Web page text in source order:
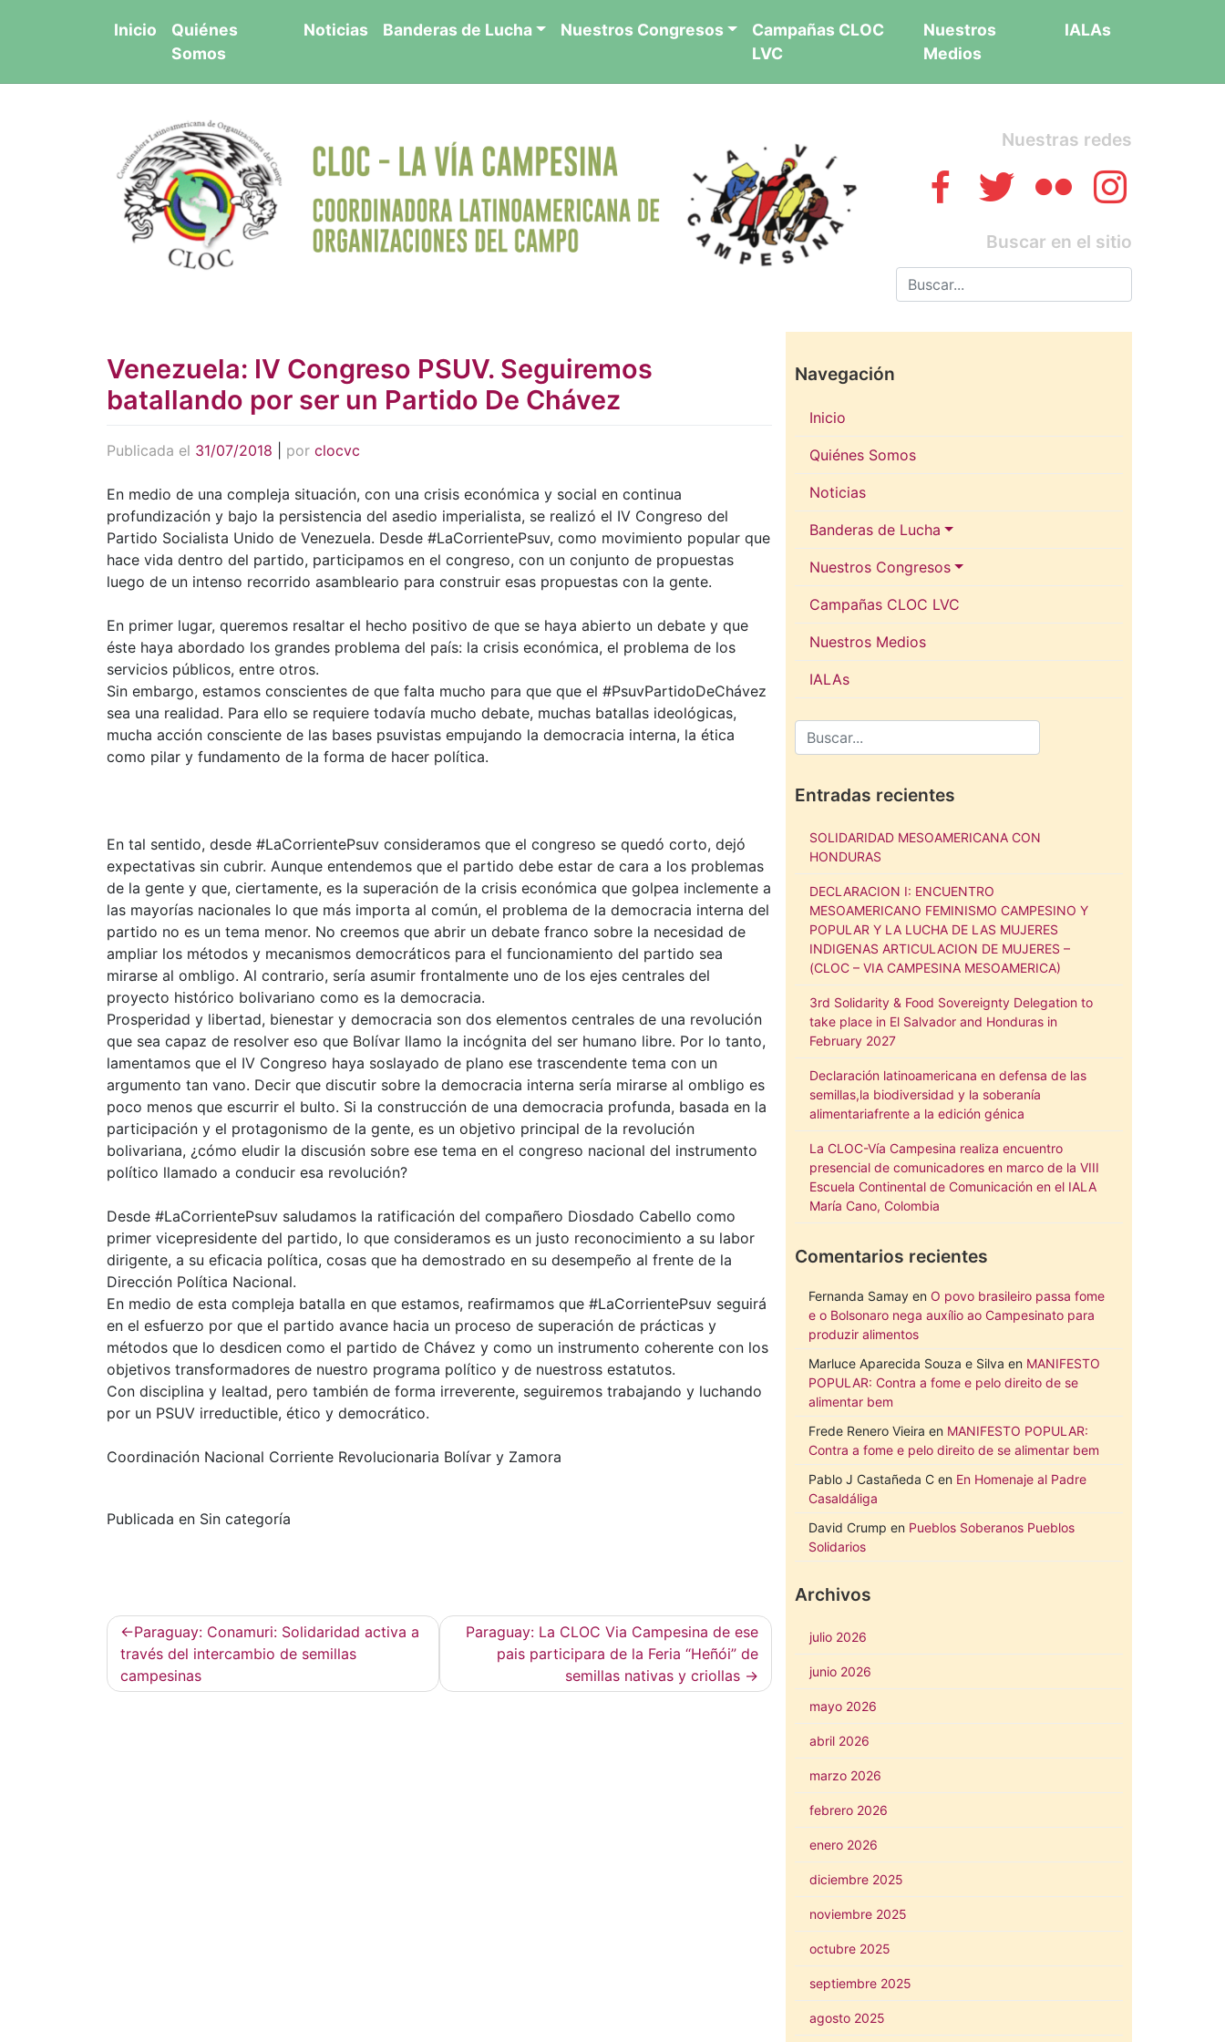
Inicio
Quiénes
Somos
Noticias Banderas de Lucha Nuestros Congresos
Campañas CLOC
LVC
Nuestros
Medios
IALAs
Nuestras redes
Buscar en el sitio
Venezuela: IV Congreso PSUV. Seguiremos
batallando por ser un Partido De Chávez
Publicada el 31/07/2018 por clocvc
En medio de una compleja situación, con una crisis económica y social en continua
profundización y bajo la persistencia del asedio imperialista, se realizó el IV Congreso del
Partido Socialista Unido de Venezuela. Desde #LaCorrientePsuv, como movimiento popular que
hace vida dentro del partido, participamos en el congreso, con un conjunto de propuestas
luego de un intenso recorrido asambleario para construir esas propuestas con la gente.
En primer lugar, queremos resaltar el hecho positivo de que se haya abierto un debate y que
éste haya abordado los grandes problema del país: la crisis económica, el problema de los
servicios públicos, entre otros.
Sin embargo, estamos conscientes de que falta mucho para que que el #PsuvPartidoDeChávez
sea una realidad. Para ello se requiere todavía mucho debate, muchas batallas ideológicas,
mucha acción consciente de las bases psuvistas empujando la democracia interna, la ética
como pilar y fundamento de la forma de hacer política.
En tal sentido, desde #LaCorrientePsuv consideramos que el congreso se quedó corto, dejó
expectativas sin cubrir. Aunque entendemos que el partido debe estar de cara a los problemas
de la gente y que, ciertamente, es la superación de la crisis económica que golpea inclemente a
las mayorías nacionales lo que más importa al común, el problema de la democracia interna del
partido no es un tema menor. No creemos que abrir un debate franco sobre la necesidad de
ampliar los métodos y mecanismos democráticos para el funcionamiento del partido sea
mirarse al ombligo. Al contrario, sería asumir frontalmente uno de los ejes centrales del
proyecto histórico bolivariano como es la democracia.
Prosperidad y libertad, bienestar y democracia son dos elementos centrales de una revolución
que sea capaz de resolver eso que Bolívar llamo la incógnita del ser humano libre. Por lo tanto,
lamentamos que el IV Congreso haya soslayado de plano ese trascendente tema con un
argumento tan vano. Decir que discutir sobre la democracia interna sería mirarse al ombligo es
poco menos que escurrir el bulto. Si la construcción de una democracia profunda, basada en la
participación y el protagonismo de la gente, es un objetivo principal de la revolución
bolivariana, ¿cómo eludir la discusión sobre ese tema en el congreso nacional del instrumento
político llamado a conducir esa revolución?
Desde #LaCorrientePsuv saludamos la ratificación del compañero Diosdado Cabello como
primer vicepresidente del partido, lo que consideramos es un justo reconocimiento a su labor
dirigente, a su eficacia política, cosas que ha demostrado en su desempeño al frente de la
Dirección Política Nacional.
En medio de esta compleja batalla en que estamos, reafirmamos que #LaCorrientePsuv seguirá
en el esfuerzo por que el partido avance hacia un proceso de superación de prácticas y
métodos que lo desdicen como el partido de Chávez y como un instrumento coherente con los
objetivos transformadores de nuestro programa político y de nuestross estatutos.
Con disciplina y lealtad, pero también de forma irreverente, seguiremos trabajando y luchando
por un PSUV irreductible, ético y democrático.
Coordinación Nacional Corriente Revolucionaria Bolívar y Zamora
Publicada en Sin categoría
Navegación
de
entradas
Paraguay: Conamuri: Solidaridad activa a
través del intercambio de semillas
campesinas
Paraguay: La CLOC Via Campesina de ese
pais participara de la Feria “Heñói” de
semillas nativas y criollas
Navegación
Inicio
Quiénes Somos
Noticias
Banderas de Lucha
Nuestros Congresos
Campañas CLOC LVC
Nuestros Medios
IALAs
Entradas recientes
SOLIDARIDAD MESOAMERICANA CON
HONDURAS
DECLARACION I: ENCUENTRO
MESOAMERICANO FEMINISMO CAMPESINO Y
POPULAR Y LA LUCHA DE LAS MUJERES
INDIGENAS ARTICULACION DE MUJERES –
(CLOC – VIA CAMPESINA MESOAMERICA)
3rd Solidarity & Food Sovereignty Delegation to
take place in El Salvador and Honduras in
February 2027
Declaración latinoamericana en defensa de las
semillas,la biodiversidad y la soberanía
alimentariafrente a la edición génica
La CLOC-Vía Campesina realiza encuentro
presencial de comunicadores en marco de la VIII
Escuela Continental de Comunicación en el IALA
María Cano, Colombia
Comentarios recientes
Fernanda Samay en O povo brasileiro passa fome
e o Bolsonaro nega auxílio ao Campesinato para
produzir alimentos
Marluce Aparecida Souza e Silva en MANIFESTO
POPULAR: Contra a fome e pelo direito de se
alimentar bem
Frede Renero Vieira en MANIFESTO POPULAR:
Contra a fome e pelo direito de se alimentar bem
Pablo J Castañeda C en En Homenaje al Padre
Casaldáliga
David Crump en Pueblos Soberanos Pueblos
Solidarios
Archivos
julio 2026
junio 2026
mayo 2026
abril 2026
marzo 2026
febrero 2026
enero 2026
diciembre 2025
noviembre 2025
octubre 2025
septiembre 2025
agosto 2025